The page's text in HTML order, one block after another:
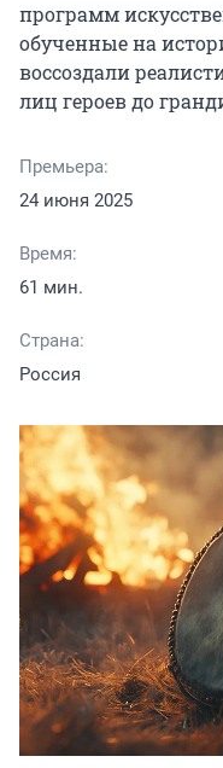
программ
обученные на
воссоздали
лиц героев до
Премьера:
24 июня 2025
Время:
61 мин.
Страна:
Россия